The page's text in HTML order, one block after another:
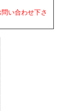
い合わせ下さ